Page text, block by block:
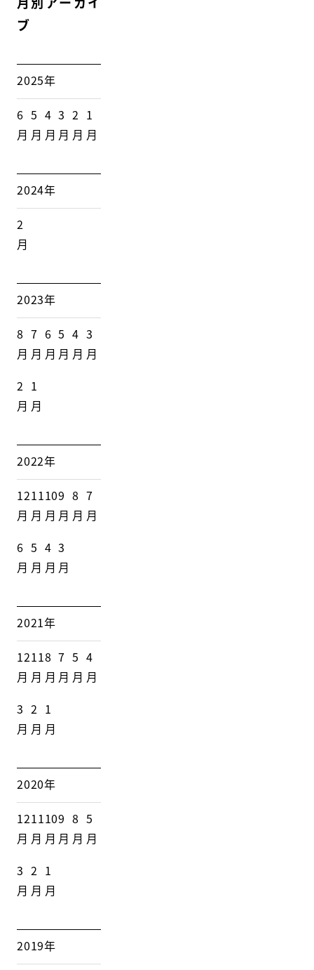
ブ
2025年
6
月
5
月
4
月
3
月
2
月
1
月
2024年
2
月
2023年
8
月
7
月
6
月
5
月
4
月
3
月
2
月
1
月
2022年
12
月
11
月
10
月
9
月
8
月
7
月
6
月
5
月
4
月
3
月
2021年
12
月
11
月
8
月
7
月
5
月
4
月
3
月
2
月
1
月
2020年
12
月
11
月
10
月
9
月
8
月
5
月
3
月
2
月
1
月
2019年